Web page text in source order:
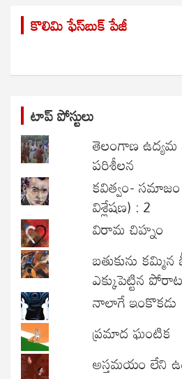
r
c కొలిమి ఫేస్‌బుక్ పేజీ
టాప్ పోస్టులు
తెలంగాణ
పరిశీలన
కవిత్వం- సమాజం
విశ్లేషణ) : 2
విరామ చిహ్నం
బతుకును
ఎక్కుపెట్టిన
నాలాగే ఇంకొకడు
ప్రమాద ఘంటిక
అస్తమయం లేని